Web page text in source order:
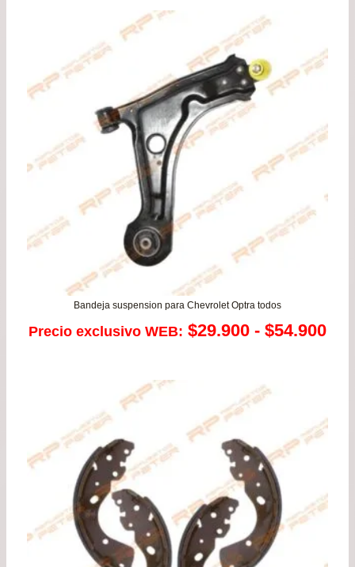
Bandeja suspension para Chevrolet Optra todos
Precio exclusivo WEB: $29.900 - $54.900